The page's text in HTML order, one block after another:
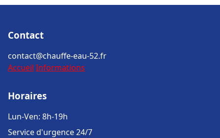
Contact
contact@chauffe-eau-52.fr
Accueil Informations
Horaires
Lun-Ven: 8h-19h
Service d'urgence 24/7